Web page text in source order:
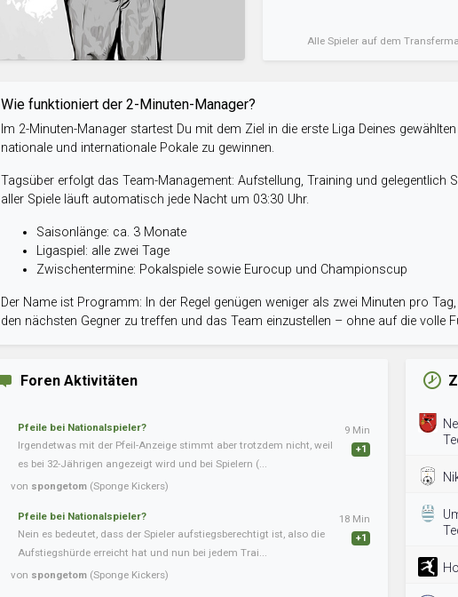
Alle Spieler auf dem
Wie funktioniert der 2-Minuten-Manager?
Im 2-Minuten-Manager startest Du mit dem Ziel in die erste Liga Deines
nationale und internationale Pokale zu gewinnen.
Tagsüber erfolgt das Team-Management: Aufstellung, Training und gelegentlich
aller Spiele läuft automatisch jede Nacht um 03:30 Uhr.
Saisonlänge: ca. 3 Monate
Ligaspiel: alle zwei Tage
Zwischentermine: Pokalspiele sowie Eurocup und Championscup
Der Name ist Programm: In der Regel genügen weniger als zwei Minuten pro
den nächsten Gegner zu treffen und das Team einzustellen – ohne auf die volle
Foren Aktivitäten
Pfeile bei Nationalspieler?
Irgendetwas mit der Pfeil-Anzeige stimmt aber trotzdem nicht, weil
es bei 32-Jährigen angezeigt wird und bei Spielern (...
von spongetom (Sponge Kickers)
9 Min
+1
Pfeile bei Nationalspieler?
Nein es bedeutet, dass der Spieler aufstiegsberechtigt ist, also die
Aufstiegshürde erreicht hat und nun bei jedem Trai...
von spongetom (Sponge Kickers)
18 Min
+1